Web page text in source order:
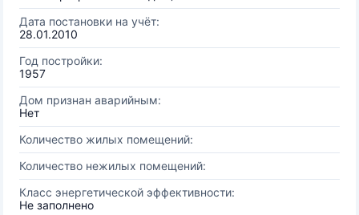
Дата постановки на учёт:
28.01.2010
Год постройки:
1957
Дом признан аварийным:
Нет
Количество жилых помещений:
Количество нежилых помещений:
Класс энергетической эффективности:
Не заполнено